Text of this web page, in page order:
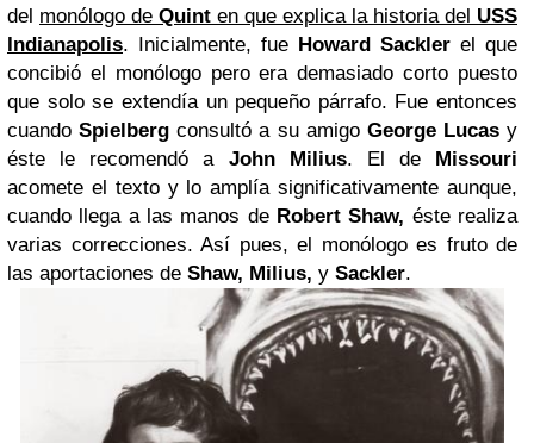
del monólogo de Quint en que explica la historia del USS
Indianapolis. Inicialmente, fue Howard Sackler el que
concibió el monólogo pero era demasiado corto puesto
que solo se extendía un pequeño párrafo. Fue entonces
cuandoSpielberg consultó a su amigo George Lucas y
éste le recomendó a John Milius. El de Missouri
acomete el texto y lo amplía significativamente aunque,
cuando llega a las manos de Robert Shaw, éste realiza
varias correcciones. Así pues, el monólogo es fruto de
las aportaciones de Shaw, Milius, y Sackler.